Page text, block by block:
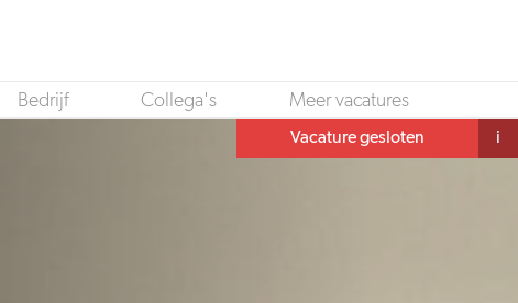
Bedrijf Collega's Meer vacatures
Vacature gesloten i